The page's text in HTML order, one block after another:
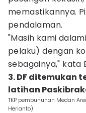
memastikannya.
pendalaman.
"Masih kami
pelaku) dengan
sebagainya," kata
3. DF ditemukan
latihan
TKP pembunuhan Medan
Herianto)